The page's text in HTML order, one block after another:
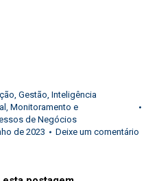
, Gestão, Inteligência
, Monitoramento e
de Negócios
de 2023 Deixe um comentário